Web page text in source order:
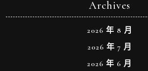
Archives
2026 年 8 月
2026 年 7 月
2026 年 6 月